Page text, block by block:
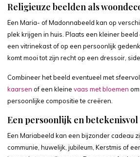
Religieuze beelden als
Een Maria- of Madonnabeeld kan op
plek krijgen in huis. Plaats een kleiner
een vitrinekast of op een persoonlijk
komt mooi tot zijn recht op een dressoir,
Combineer het beeld eventueel met
kaarsen of een kleine vaas met bloemen
persoonlijke compositie te creëren.
Een persoonlijk en betekenisvol
Een Mariabeeld kan een bijzonder cadeau
communie, huwelijk, jubileum, Kerstmis of